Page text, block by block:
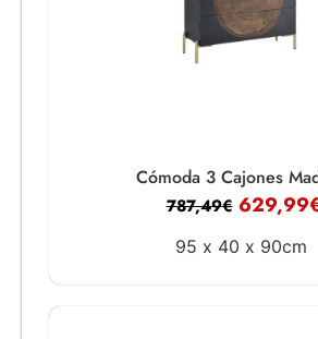
Cómoda 3 Cajones
787,49€ 629,99
95 x 40 x 90cm